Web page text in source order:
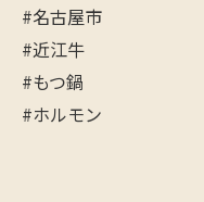
#名古屋市
#近江牛
#もつ鍋
#ホルモン